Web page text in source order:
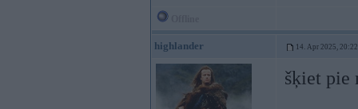
highlander 14. Apr 2025, 20:22
šķiet pie